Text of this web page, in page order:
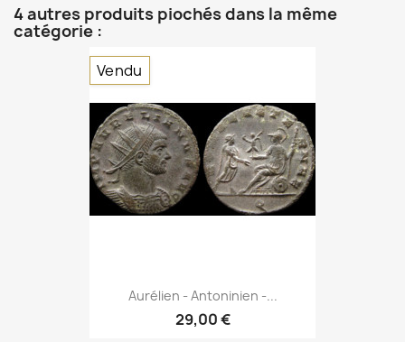
4 autres produits piochés dans la même
catégorie :
Aurélien - Antoninien -...
29,00 €
Vendu